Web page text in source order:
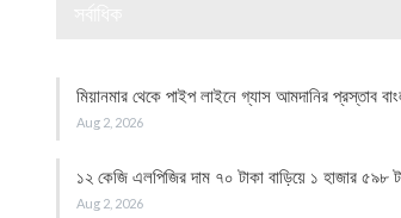
মিয়ানমার থেকে পাইপ লাইনে গ্যাস আমদানির প্রস্তাব
Aug 2, 2026
১২ কেজি এলপিজির দাম ৭০ টাকা বাড়িয়ে ১ হাজার ৫৯৮
Aug 2, 2026